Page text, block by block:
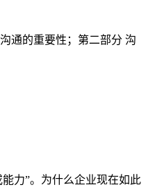
通的重要性；第二部分 沟
力”。为什么企业现在如此